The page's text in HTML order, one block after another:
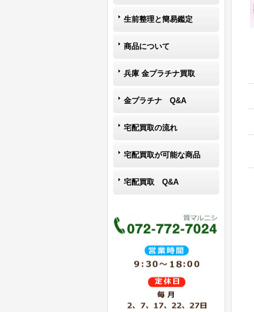
生前整理と簡易鑑定
商品について
兵庫 金プラチナ買取
金プラチナ Q&A
宅配買取の流れ
宅配買取が可能な商品
宅配買取 Q&A